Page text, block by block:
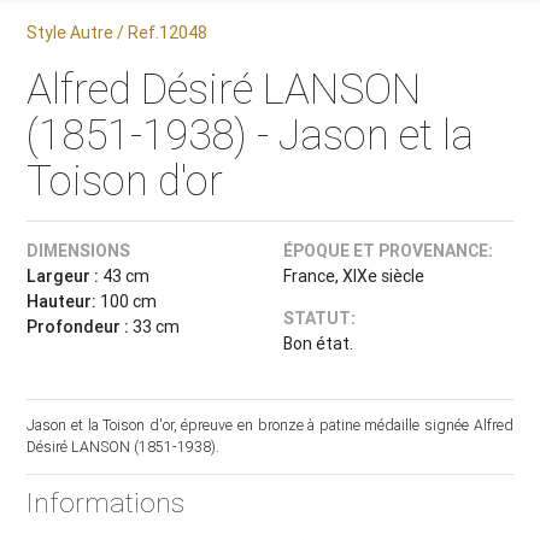
Style Autre / Ref.12048
Alfred Désiré LANSON
(1851-1938) - Jason et la
Toison d'or
DIMENSIONS
Largeur : 43 cm
Hauteur: 100 cm
Profondeur : 33 cm
ÉPOQUE ET PROVENANCE:
France, XIXe siècle
STATUT:
Bon état.
Jason et la Toison d'or, épreuve en bronze à patine médaille signée Alfred
Désiré LANSON (1851-1938).
Informations